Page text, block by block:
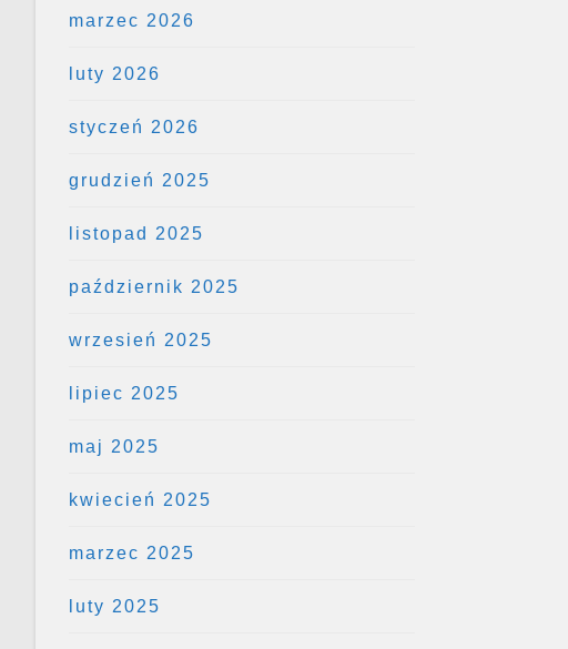
marzec 2026
luty 2026
styczeń 2026
grudzień 2025
listopad 2025
październik 2025
wrzesień 2025
lipiec 2025
maj 2025
kwiecień 2025
marzec 2025
luty 2025